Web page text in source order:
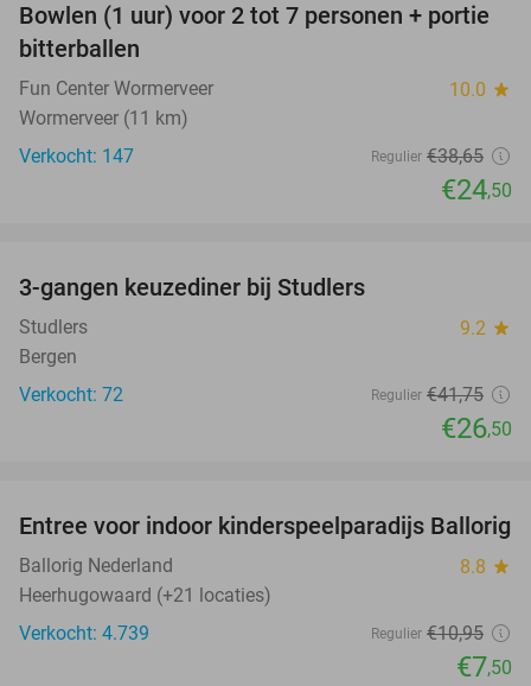
37%
Bowlen (1 uur) voor 2 tot 7 personen + portie
bitterballen
Fun Center Wormerveer 10.0 star
Wormerveer (11 km)
Verkocht: 147
Regulier €38,65
€24,50
3-gangen keuzediner bij Studlers
Studlers 9.2 star
Bergen
Verkocht: 72
Regulier €41,75
€26,50
32%
Entree voor indoor kinderspeelparadijs Ballorig
Ballorig Nederland 8.8 star
Heerhugowaard (+21 locaties)
Verkocht: 4.739
Regulier €10,95
€7,50